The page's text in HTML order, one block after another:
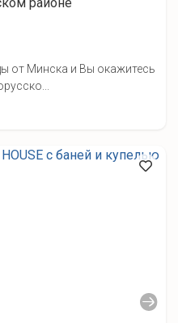
от Минска и Вы окажитесь